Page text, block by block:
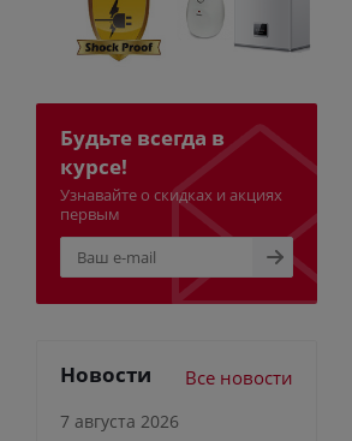
Будьте всегда в
курсе!
Узнавайте о скидках и акциях
первым
Новости Все новости
7 августа 2026